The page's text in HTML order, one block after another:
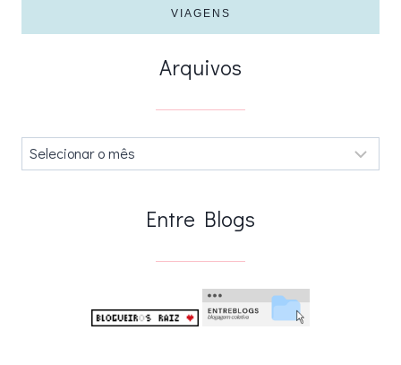
VIAGENS
Arquivos
Arquivos
Entre Blogs